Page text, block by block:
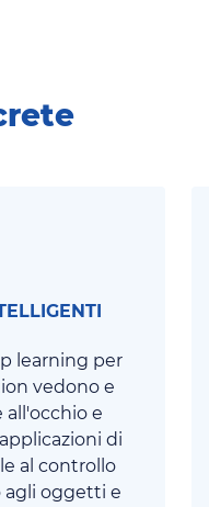
learning per
vedono e
e
di
al controllo
agli oggetti e